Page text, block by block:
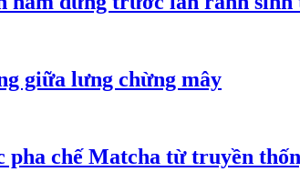
giữa lưng chừng mây
chế Matcha từ truyền